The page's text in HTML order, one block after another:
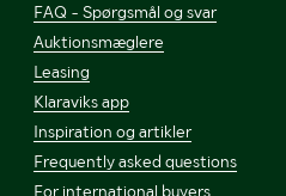
FAQ - Spørgsmål og svar
Auktionsmæglere
Leasing
Klaraviks app
Inspiration og artikler
Frequently asked questions
For international buyers